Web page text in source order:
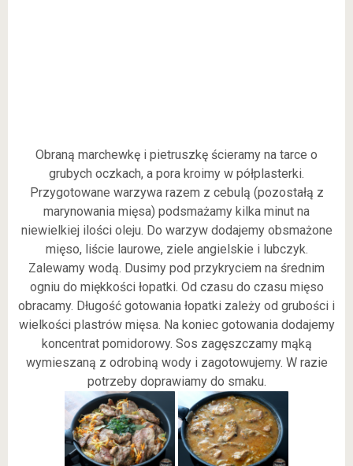
Obraną marchewkę i pietruszkę ścieramy na tarce o
grubych oczkach, a pora kroimy w półplasterki.
Przygotowane warzywa razem z cebulą (pozostałą z
marynowania mięsa) podsmażamy kilka minut na
niewielkiej ilości oleju. Do warzyw dodajemy obsmażone
mięso, liście laurowe, ziele angielskie i lubczyk.
Zalewamy wodą. Dusimy pod przykryciem na średnim
ogniu do miękkości łopatki. Od czasu do czasu mięso
obracamy. Długość gotowania łopatki zależy od grubości i
wielkości plastrów mięsa. Na koniec gotowania dodajemy
koncentrat pomidorowy. Sos zagęszczamy mąką
wymieszaną z odrobiną wody i zagotowujemy. W razie
potrzeby doprawiamy do smaku.